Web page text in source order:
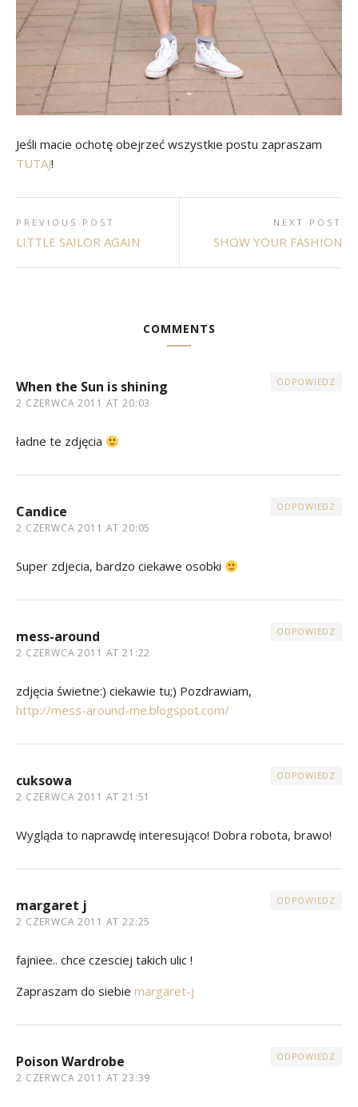
Jeśli macie ochotę obejrzeć wszystkie postu zapraszam
TUTAJ!
PREVIOUS POST
LITTLE SAILOR AGAIN
NEXT POST
SHOW YOUR FASHION
COMMENTS
When the Sun is shining
2 CZERWCA 2011 AT 20:03
ODPOWIEDZ
ładne te zdjęcia
Candice
2 CZERWCA 2011 AT 20:05
ODPOWIEDZ
Super zdjecia, bardzo ciekawe osobki
mess-around
2 CZERWCA 2011 AT 21:22
ODPOWIEDZ
zdjęcia świetne:) ciekawie tu;) Pozdrawiam,
http://mess-around-me.blogspot.com/
cuksowa
2 CZERWCA 2011 AT 21:51
ODPOWIEDZ
Wygląda to naprawdę interesująco! Dobra robota, brawo!
margaret j
2 CZERWCA 2011 AT 22:25
ODPOWIEDZ
fajniee.. chce czesciej takich ulic !
Zapraszam do siebie margaret-j
Poison Wardrobe
2 CZERWCA 2011 AT 23:39
ODPOWIEDZ